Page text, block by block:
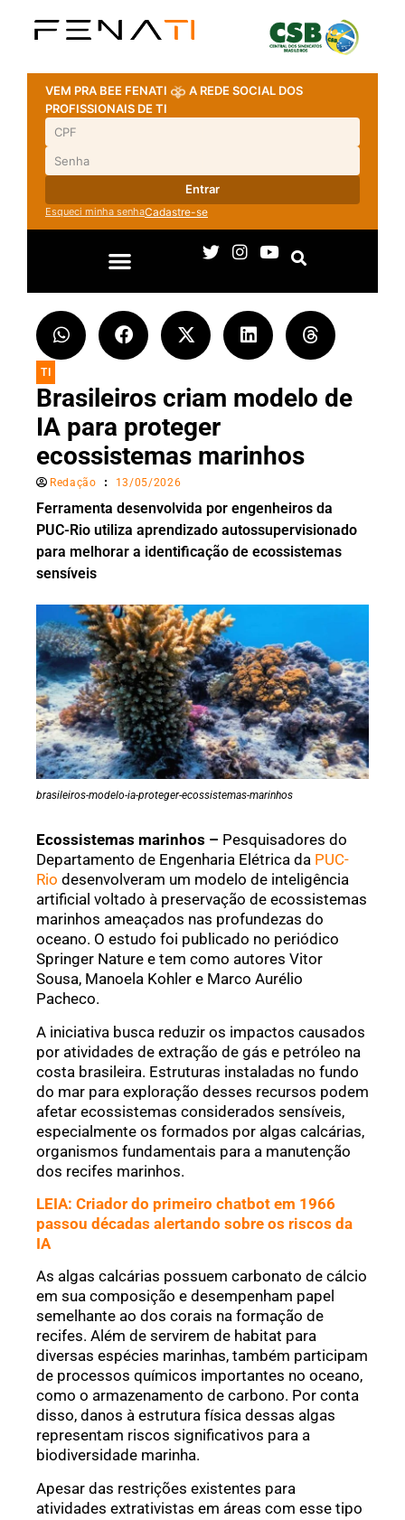
VEM PRA BEE FENATI
A REDE SOCIAL DOS
PROFISSIONAIS DE TI
Entrar
Esqueci minha senhaCadastre-se
TI
Brasileiros criam modelo de
IA para proteger
ecossistemas marinhos
Redação 13/05/2026
Ferramenta desenvolvida por engenheiros da
PUC-Rio utiliza aprendizado autossupervisionado
para melhorar a identificação de ecossistemas
sensíveis
brasileiros-modelo-ia-proteger-ecossistemas-marinhos
Ecossistemas marinhos – Pesquisadores do
Departamento de Engenharia Elétrica da PUC-
Rio desenvolveram um modelo de inteligência
artificial voltado à preservação de ecossistemas
marinhos ameaçados nas profundezas do
oceano. O estudo foi publicado no periódico
Springer Nature e tem como autores Vitor
Sousa, Manoela Kohler e Marco Aurélio
Pacheco.
A iniciativa busca reduzir os impactos causados
por atividades de extração de gás e petróleo na
costa brasileira. Estruturas instaladas no fundo
do mar para exploração desses recursos podem
afetar ecossistemas considerados sensíveis,
especialmente os formados por algas calcárias,
organismos fundamentais para a manutenção
dos recifes marinhos.
LEIA: Criador do primeiro chatbot em 1966
passou décadas alertando sobre os riscos da
IA
As algas calcárias possuem carbonato de cálcio
em sua composição e desempenham papel
semelhante ao dos corais na formação de
recifes. Além de servirem de habitat para
diversas espécies marinhas, também participam
de processos químicos importantes no oceano,
como o armazenamento de carbono. Por conta
disso, danos à estrutura física dessas algas
representam riscos significativos para a
biodiversidade marinha.
Apesar das restrições existentes para
atividades extrativistas em áreas com esse tipo